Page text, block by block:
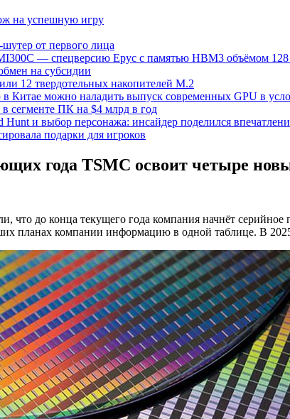
на успешную игру
от первого лица
— спецверсию Epyc с памятью HBM3 объёмом 128
на субсидии
12 твердотельных накопителей M.2
в Китае можно наладить выпуск современных GPU в
сегменте ПК на $4 млрд в год
и выбор персонажа: инсайдер поделился
подарки для игроков
года TSMC освоит четыре
что до конца текущего года компания начнёт
планах компании информацию в одной таблице. В